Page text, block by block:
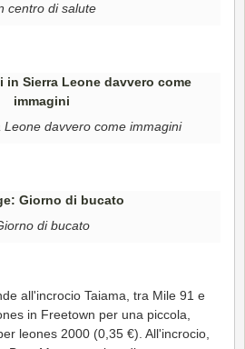
centro di salute
Leone davvero come immagini
di bucato
all'incrocio Taiama, tra Mile 91 e
in Freetown per una piccola,
leones 2000 (0,35 €). All'incrocio,